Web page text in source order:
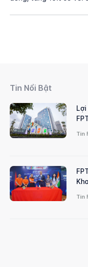
Tin Nổi Bật
Tin
Tin